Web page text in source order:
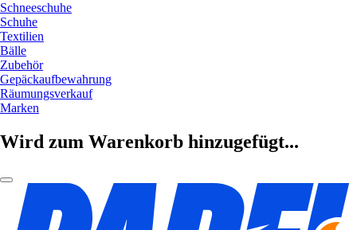
Schneeschuhe
Schuhe
Textilien
Bälle
Zubehör
Gepäckaufbewahrung
Räumungsverkauf
Marken
Wird zum Warenkorb hinzugefügt...